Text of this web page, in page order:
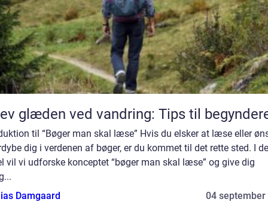
glæden ved vandring: Tips til
til “Bøger man skal læse” Hvis du elsker at læse eller
dig i verdenen af bøger, er du kommet til det rette sted. I
vil vi udforske konceptet “bøger man skal læse” og give dig
Damgaard
04 september